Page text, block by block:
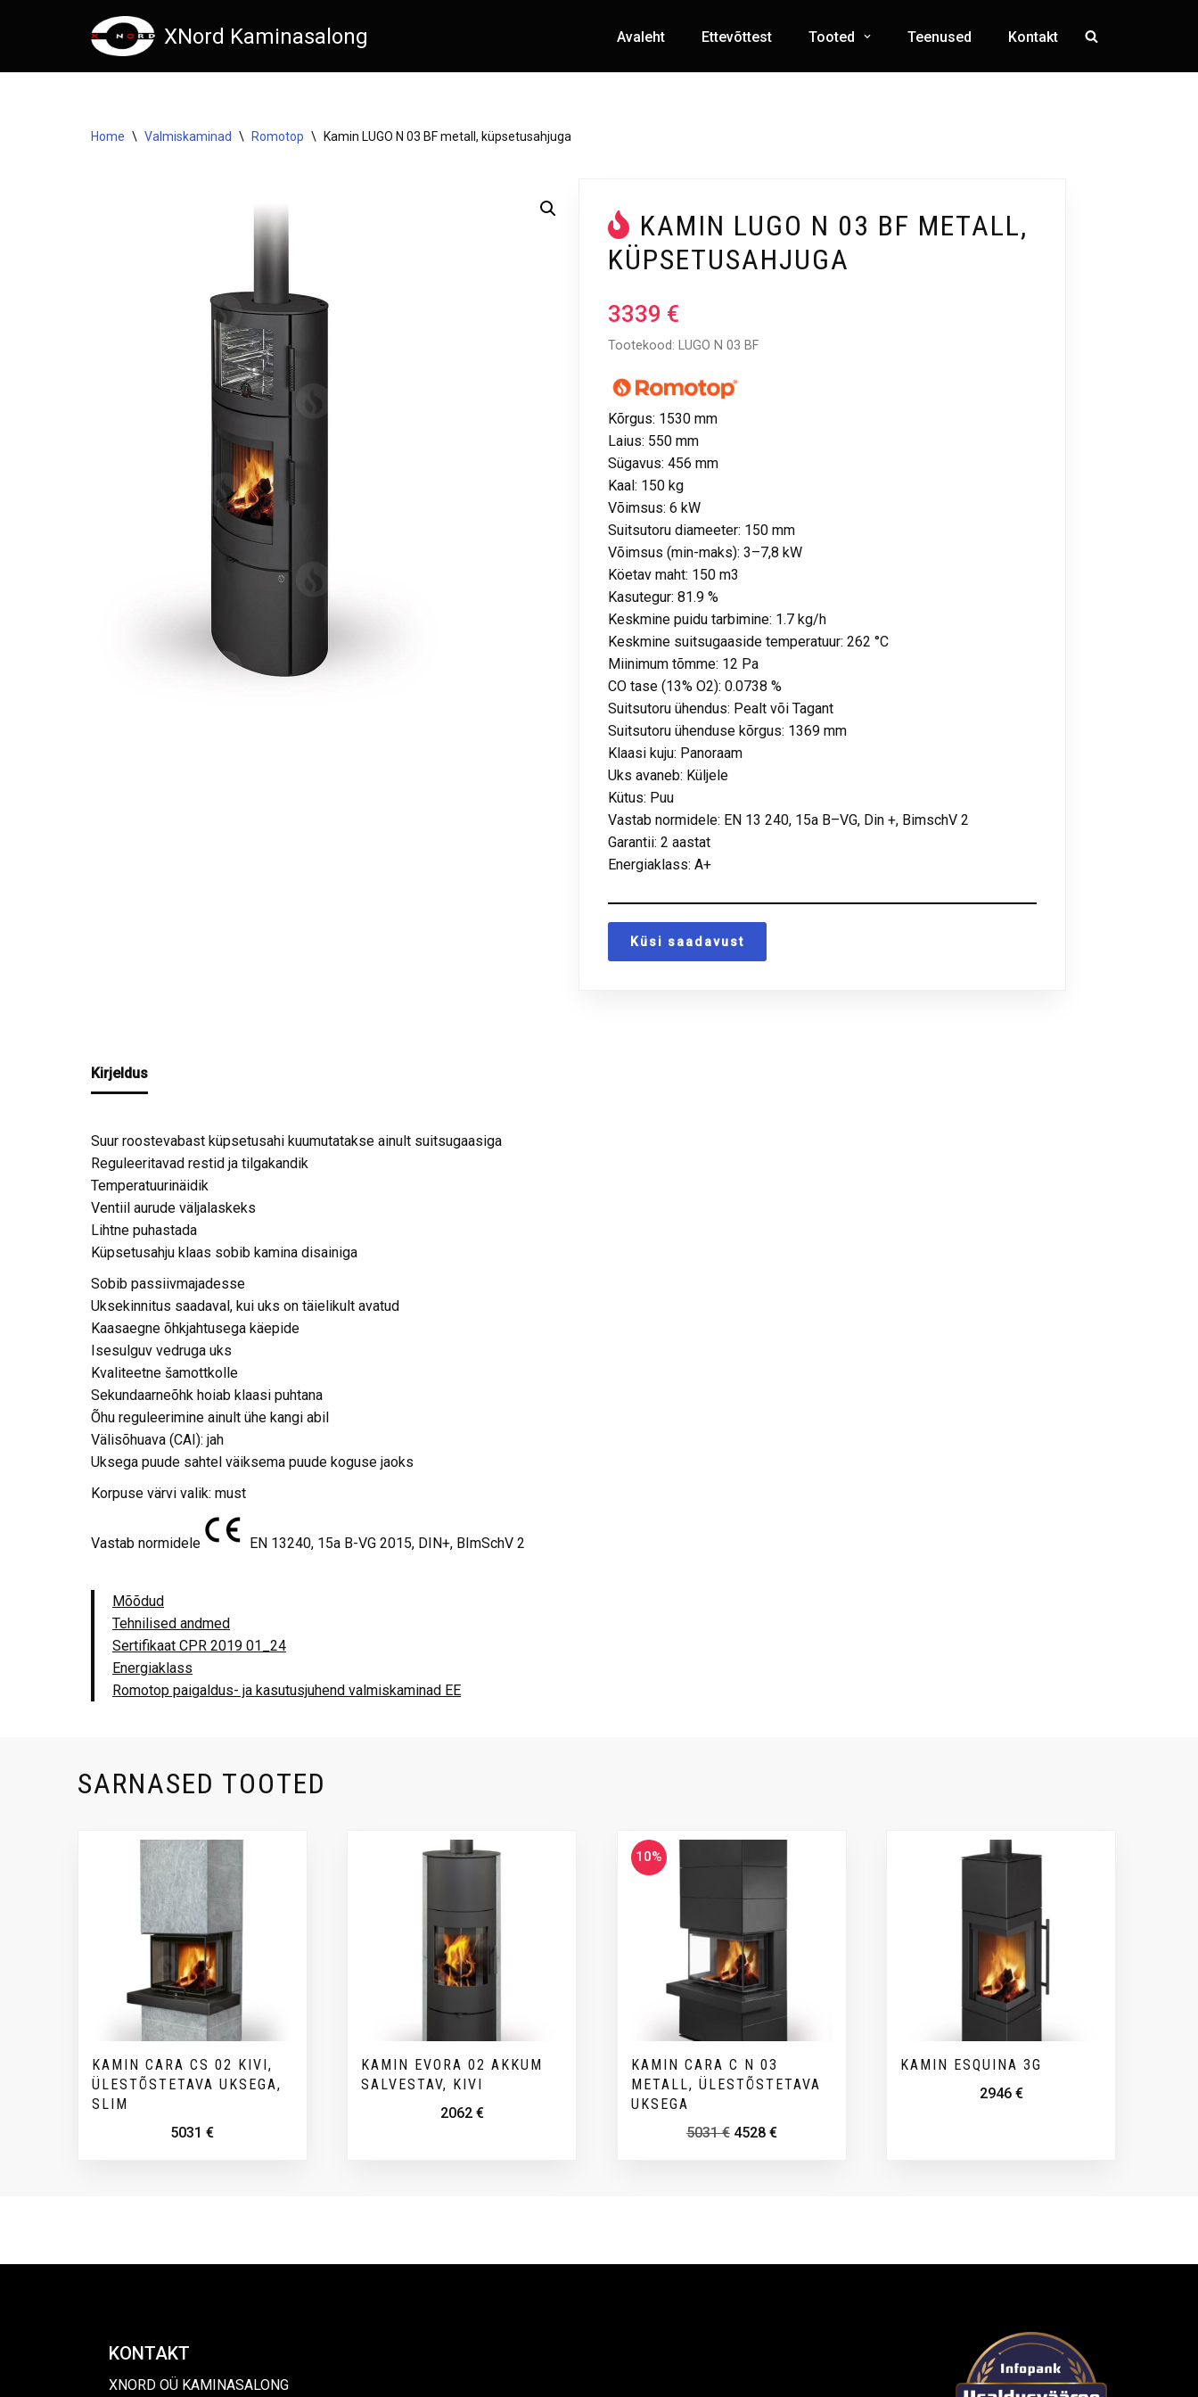
to
XNord Kaminasalong Avaleht Ettevõttest Tooted Teenused Kontakt
Home \ Valmiskaminad \ Romotop \ Kamin LUGO N 03 BF metall, küpsetusahjuga
KAMIN LUGO N 03 BF METALL,
KÜPSETUSAHJUGA
3339 €
Tootekood: LUGO N 03 BF
Kõrgus: 1530 mm
Laius: 550 mm
Sügavus: 456 mm
Kaal: 150 kg
Võimsus: 6 kW
Suitsutoru diameeter: 150 mm
Võimsus (min-maks): 3–7,8 kW
Köetav maht: 150 m3
Kasutegur: 81.9 %
Keskmine puidu tarbimine: 1.7 kg/h
Keskmine suitsugaaside temperatuur: 262 °C
Miinimum tõmme: 12 Pa
CO tase (13% O2): 0.0738 %
Suitsutoru ühendus: Pealt või Tagant
Suitsutoru ühenduse kõrgus: 1369 mm
Klaasi kuju: Panoraam
Uks avaneb: Küljele
Kütus: Puu
Vastab normidele: EN 13 240, 15a B–VG, Din +, BimschV 2
Garantii: 2 aastat
Energiaklass: A+
Küsi saadavust
Kirjeldus
Suur roostevabast küpsetusahi kuumutatakse ainult suitsugaasiga
Reguleeritavad restid ja tilgakandik
Temperatuurinäidik
Ventiil aurude väljalaskeks
Lihtne puhastada
Küpsetusahju klaas sobib kamina disainiga
Sobib passiivmajadesse
Uksekinnitus saadaval, kui uks on täielikult avatud
Kaasaegne õhkjahtusega käepide
Isesulguv vedruga uks
Kvaliteetne šamottkolle
Sekundaarneõhk hoiab klaasi puhtana
Õhu reguleerimine ainult ühe kangi abil
Välisõhuava (CAI): jah
Uksega puude sahtel väiksema puude koguse jaoks
Korpuse värvi valik: must
Vastab normidele EN 13240, 15a B-VG 2015, DIN+, BImSchV 2
Mõõdud
Tehnilised andmed
Sertifikaat CPR 2019 01_24
Energiaklass
Romotop paigaldus- ja kasutusjuhend valmiskaminad EE
SARNASED TOOTED
KAMIN CARA CS 02 KIVI,
ÜLESTÕSTETAVA UKSEGA,
SLIM
5031€
KAMIN EVORA 02 AKKUM
SALVESTAV, KIVI
2062 €
10%
KAMIN CARA C N 03
METALL, ÜLESTÕSTETAVA
UKSEGA
5031€ 4528 €
KAMIN ESQUINA 3G
2946 €
KONTAKT
XNORD OÜ KAMINASALONG